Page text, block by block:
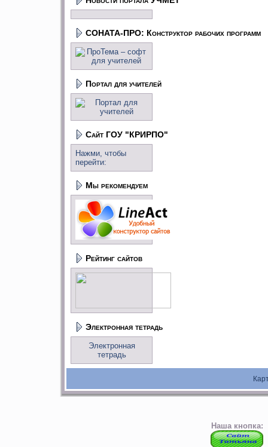
СОНАТА-ПРО: Конструктор рабочих программ
Портал для учителей
Сайт ГОУ "КРИРПО"
Нажми, чтобы
перейти:
Мы рекомендуем
Рейтинг сайтов
Электронная тетрадь
Электронная
тетрадь
Наша кнопка: